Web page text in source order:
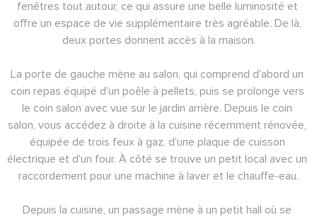
fenêtres tout autour, ce qui assure une belle luminosité et
offre un espace de vie supplémentaire très agréable. De là,
deux portes donnent accès à la maison.
La porte de gauche mène au salon, qui comprend d'abord un
coin repas équipé d'un poêle à pellets, puis se prolonge vers
le coin salon avec vue sur le jardin arrière. Depuis le coin
salon, vous accédez à droite à la cuisine récemment rénovée,
équipée de trois feux à gaz, d'une plaque de cuisson
électrique et d'un four. À côté se trouve un petit local avec un
raccordement pour une machine à laver et le chauffe-eau.
Depuis la cuisine, un passage mène à un petit hall où se